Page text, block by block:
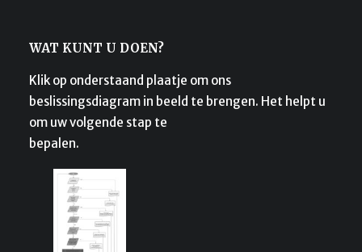
WAT KUNT U DOEN?
Klik op onderstaand plaatje om ons
beslissingsdiagram in beeld te brengen. Het helpt u
om uw volgende stap te
bepalen.